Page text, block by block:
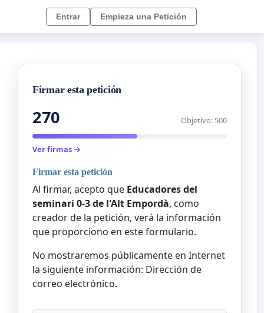
Entrar Empieza una Petición
Firmar esta petición
270 Objetivo: 500
Ver firmas →
Firmar esta petición
Al firmar, acepto que Educadores del
seminari 0-3 de l'Alt Empordà, como
creador de la petición, verá la información
que proporciono en este formulario.
No mostraremos públicamente en Internet
la siguiente información: Dirección de
correo electrónico.